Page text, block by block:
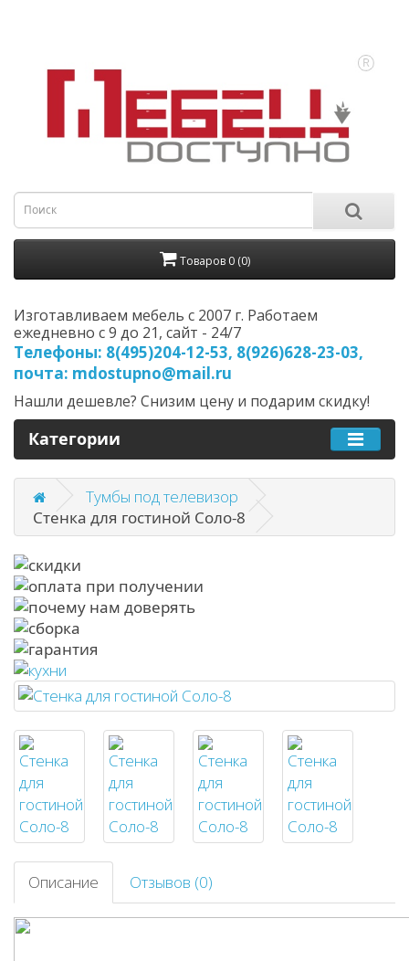
Товаров 0 (0)
Изготавливаем мебель с 2007 г. Работаем
ежедневно с 9 до 21, cайт - 24/7
Телефоны: 8(495)204-12-53, 8(926)628-23-03,
почта: mdostupno@mail.ru
Нашли дешевле? Снизим цену и подарим скидку!
Категории
Тумбы под телевизор
Стенка для гостиной Соло-8
Описание Отзывов (0)